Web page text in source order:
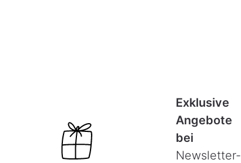
Exklusive
Angebote
bei
Newsletter-